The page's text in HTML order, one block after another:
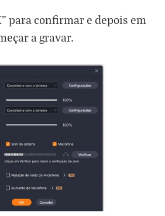
para confirmar e depois em
a gravar.